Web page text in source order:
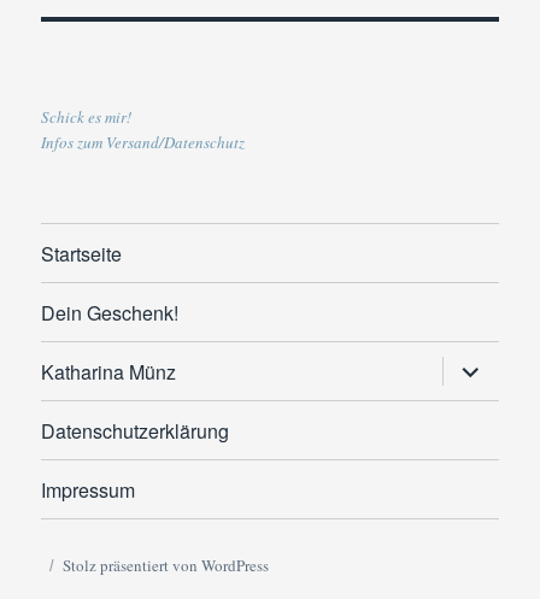
Schick es mir!
Infos zum Versand/Datenschutz
Startseite
Dein Geschenk!
Katharina Münz
anzeigen
Datenschutzerklärung
Impressum
Stolz präsentiert von WordPress